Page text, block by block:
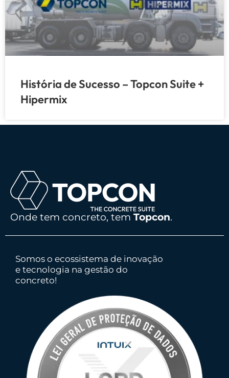
História de Sucesso – Topcon Suite +
Hipermix
Onde tem concreto, tem Topcon.
Somos o ecossistema de inovação
e tecnologia na gestão do
concreto!